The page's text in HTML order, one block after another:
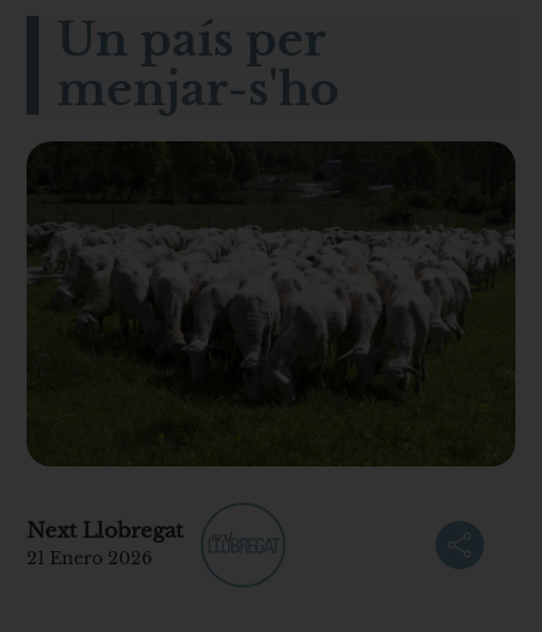
Un país per
menjar-s'ho
Next Llobregat
21 Enero 2026